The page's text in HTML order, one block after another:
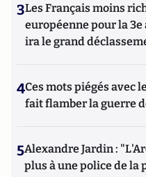
3Les Français moins
européenne pour la
ira le grand
4Ces mots piégés avec
fait flamber la guerre
5Alexandre Jardin :
plus à une police de la